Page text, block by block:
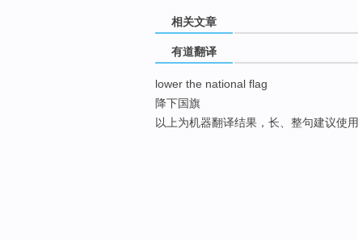
相关文章
有道翻译
lower the national flag
降下国旗
以上为机器翻译结果，长、整句建议使用